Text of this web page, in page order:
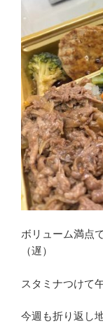
ボリューム満点
（遅）
スタミナつけて
今週も折り返し